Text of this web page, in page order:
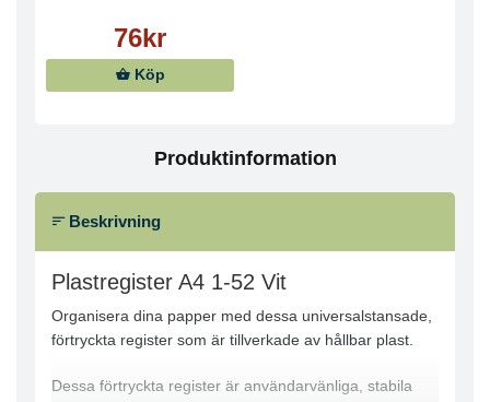
76kr
Köp
Produktinformation
Beskrivning
Plastregister A4 1-52 Vit
Organisera dina papper med dessa universalstansade,
förtryckta register som är tillverkade av hållbar plast.
Dessa förtryckta register är användarvänliga, stabila